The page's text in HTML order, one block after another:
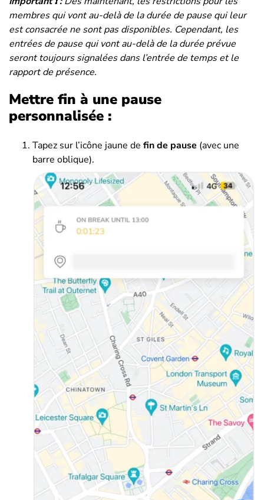
membres qui vont au-delà de la durée de pause qui leur
est consacrée ne sont pas disponibles. Cependant, les
entrées de pause qui vont au-delà de la durée prévue
seront toujours signalées dans l’entrée de temps et le
rapport de présence.
Mettre fin à une pause
personnalisée :
Tapez sur l’icône jaune de fin de pause (avec une
barre oblique).